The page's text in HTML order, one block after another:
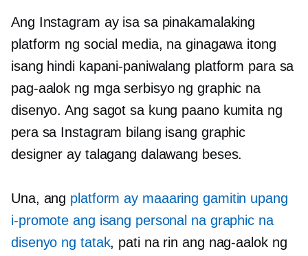
Ang Instagram ay isa sa pinakamalaking
platform ng social media, na ginagawa itong
isang hindi kapani-paniwalang platform para sa
pag-aalok ng mga serbisyo ng graphic na
disenyo. Ang sagot sa kung paano kumita ng
pera sa Instagram bilang isang graphic
designer ay talagang dalawang beses.
Una, ang platform ay maaaring gamitin upang
i-promote ang isang personal na graphic na
disenyo ng tatak, pati na rin ang nag-aalok ng